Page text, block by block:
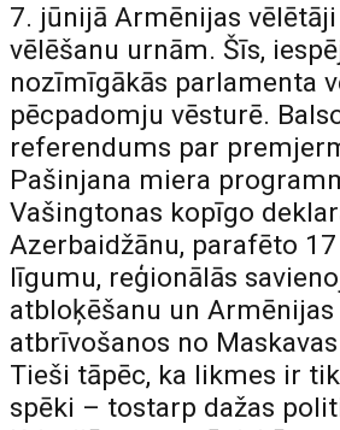
7. jūnijā Armēnijas
vēlēšanu urnām. Šīs,
nozīmīgākās parlamenta
pēcpadomju vēsturē.
referendums par
Pašinjana miera
Vašingtonas kopīgo
Azerbaidžānu, parafēto
līgumu, reģionālās
atbloķēšanu un Armēnijas
atbrīvošanos no
Tieši tāpēc, ka likmes ir
spēki – tostarp dažas